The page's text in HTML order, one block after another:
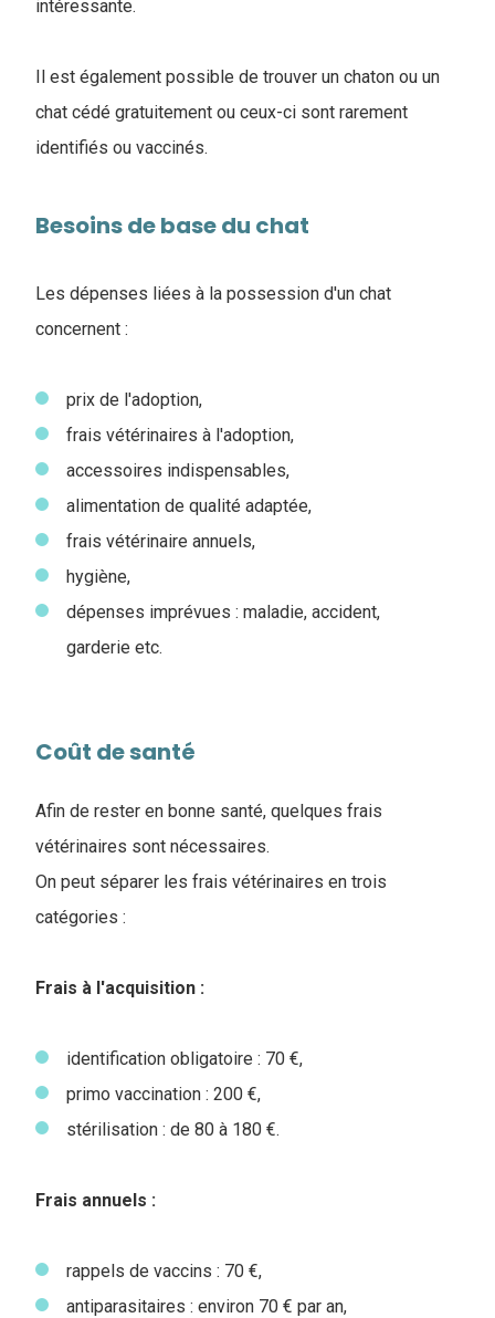
intéressante.
Il est également possible de trouver un chaton ou un
chat cédé gratuitement ou ceux-ci sont rarement
identifiés ou vaccinés.
Besoins de base du chat
Les dépenses liées à la possession d'un chat
concernent :
prix de l'adoption,
frais vétérinaires à l'adoption,
accessoires indispensables,
alimentation de qualité adaptée,
frais vétérinaire annuels,
hygiène,
dépenses imprévues : maladie, accident,
garderie etc.
Coût de santé
Afin de rester en bonne santé, quelques frais
vétérinaires sont nécessaires.
On peut séparer les frais vétérinaires en trois
catégories :
Frais à l'acquisition :
identification obligatoire : 70 €,
primo vaccination : 200 €,
stérilisation : de 80 à 180 €.
Frais annuels :
rappels de vaccins : 70 €,
antiparasitaires : environ 70 € par an,